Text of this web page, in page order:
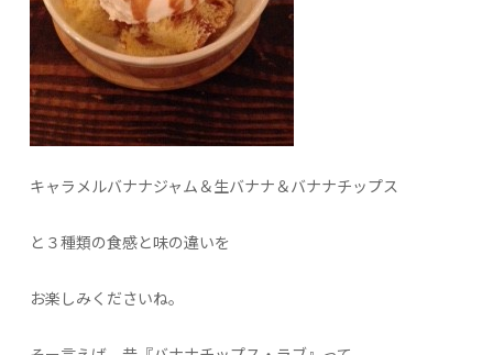
キャラメルバナナジャム＆生バナナ＆バナナチップス
と３種類の食感と味の違いを
お楽しみくださいね。